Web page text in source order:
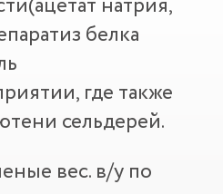
белка
где также
сельдерей.
вес. в/у по